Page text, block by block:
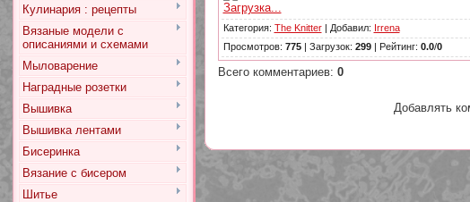
Кулинария : рецепты
Вязаные модели с
описаниями и схемами
Мыловарение
Наградные розетки
Вышивка
Вышивка лентами
Бисеринка
Вязание с бисером
Шитье
Загрузка...
Категория: The Knitter| Добавил: Irrena
Просмотров: 775| Загрузок: 299| Рейтинг: 0.0/0
Всего комментариев: 0
Добавлять